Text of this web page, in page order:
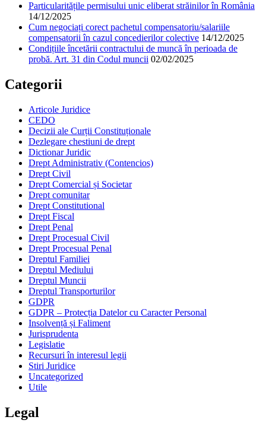
Particularitățile permisului unic eliberat străinilor în România
14/12/2025
Cum negociați corect pachetul compensatoriu/salariile
compensatorii în cazul concedierilor colective 14/12/2025
Condițiile încetării contractului de muncă în perioada de
probă. Art. 31 din Codul muncii 02/02/2025
Categorii
Articole Juridice
CEDO
Decizii ale Curții Constituționale
Dezlegare chestiuni de drept
Dictionar Juridic
Drept Administrativ (Contencios)
Drept Civil
Drept Comercial și Societar
Drept comunitar
Drept Constitutional
Drept Fiscal
Drept Penal
Drept Procesual Civil
Drept Procesual Penal
Dreptul Familiei
Dreptul Mediului
Dreptul Muncii
Dreptul Transporturilor
GDPR
GDPR – Protecția Datelor cu Caracter Personal
Insolvență și Faliment
Jurisprudenta
Legislatie
Recursuri în interesul legii
Stiri Juridice
Uncategorized
Utile
Legal